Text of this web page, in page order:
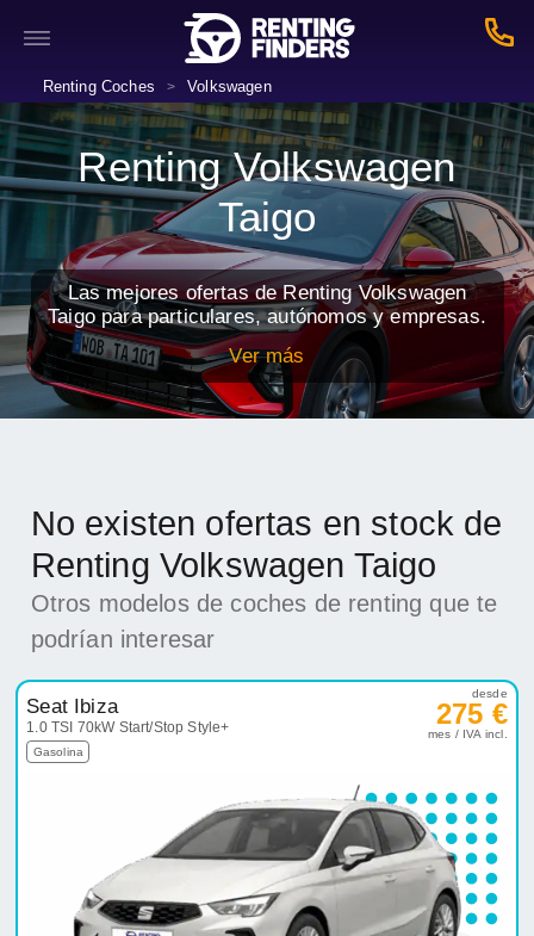
Renting Coches > Volkswagen
Renting Volkswagen
Taigo
Las mejores ofertas de Renting Volkswagen
Taigo para particulares, autónomos y empresas.
Ver más
No existen ofertas en stock de
Renting Volkswagen Taigo
Otros modelos de coches de renting que te
podrían interesar
Seat Ibiza
1.0 TSI 70kW Start/Stop Style+
Gasolina
desde
275 €
mes / IVA incl.